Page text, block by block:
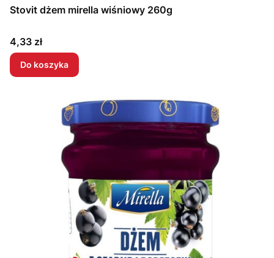
Stovit dżem mirella wiśniowy 260g
Cena
4,33 zł
Do koszyka